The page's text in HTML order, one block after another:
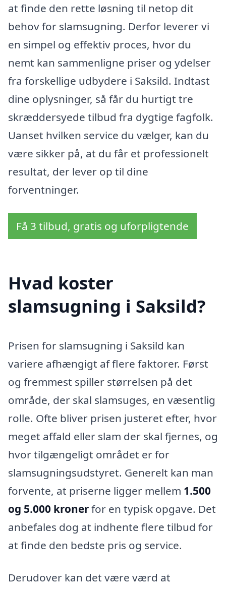
at finde den rette løsning til netop dit
behov for slamsugning. Derfor leverer vi
en simpel og effektiv proces, hvor du
nemt kan sammenligne priser og ydelser
fra forskellige udbydere i Saksild. Indtast
dine oplysninger, så får du hurtigt tre
skræddersyede tilbud fra dygtige fagfolk.
Uanset hvilken service du vælger, kan du
være sikker på, at du får et professionelt
resultat, der lever op til dine
forventninger.
Få 3 tilbud, gratis og uforpligtende
Hvad koster
slamsugning i Saksild?
Prisen for slamsugning i Saksild kan
variere afhængigt af flere faktorer. Først
og fremmest spiller størrelsen på det
område, der skal slamsuges, en væsentlig
rolle. Ofte bliver prisen justeret efter, hvor
meget affald eller slam der skal fjernes, og
hvor tilgængeligt området er for
slamsugningsudstyret. Generelt kan man
forvente, at priserne ligger mellem 1.500
og 5.000 kronerfor en typisk opgave. Det
anbefales dog at indhente flere tilbud for
at finde den bedste pris og service.
Derudover kan det være værd at